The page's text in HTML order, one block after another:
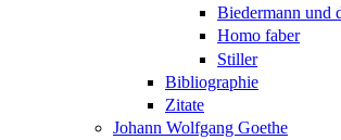
Biedermann und
Homo faber
Stiller
Bibliographie
Zitate
Johann Wolfgang Goethe